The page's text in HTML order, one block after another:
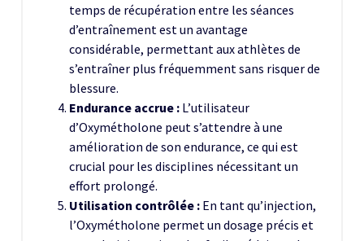
temps de récupération entre les séances
d’entraînement est un avantage
considérable, permettant aux athlètes de
s’entraîner plus fréquemment sans risquer de
blessure.
Endurance accrue : L’utilisateur
d’Oxymétholone peut s’attendre à une
amélioration de son endurance, ce qui est
crucial pour les disciplines nécessitant un
effort prolongé.
Utilisation contrôlée : En tant qu’injection,
l’Oxymétholone permet un dosage précis et